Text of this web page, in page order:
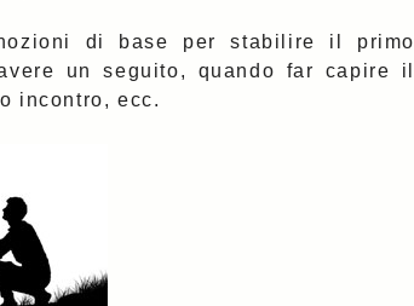
di base per stabilire il primo
un seguito, quando far capire il
incontro, ecc.